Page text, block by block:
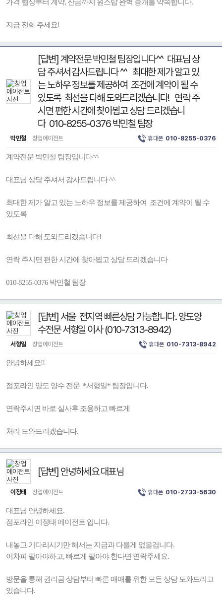
가격 협상부터 계약, 잔금까지 원스탑 완벽 중개를 약속합니다.
지금 전화 주세요!
[답변] 계약전문 박민철 팀장입니다^^ 대표님 상
담 주셔서 감사드립니다 ^^ 최대한 제가 알고 있
는 노하우 정보를 제공하여 조건에 계약이 될 수
있도록 최선을 다해 도와드리겠습니다! 연락 주
시면 편한 시간에 찾아뵙고 상담 드리겠습니
다 010-8255-0376 박민철 팀장
박민철 창업에이전트 휴대폰 010-8255-0376
계약전문 박민철 팀장입니다^^
대표님 상담 주셔서 감사드립니다 ^^
최대한 제가 알고 있는 노하우 정보를 제공하여 조건에 계약이 될 수
있도록
최선을 다해 도와드리겠습니다!
연락 주시면 편한 시간에 찾아뵙고 상담 드리겠습니다
010-8255-0376 박민철 팀장
[답변] 서울 전지역 빠른상담 가능합니다. 양도양
수전문 서형일 이사 (010-7313-8942)
서형일 창업에이전트 휴대폰 010-7313-8942
안녕하세요!!
점포라인 양도 양수 전문 *서형일* 팀장입니다.
연락주시면 바로 실사후 조용하고 빠르게
처리 도와드리겠습니다.
[답변] 안녕하세요 대표님
이정태 창업에이전트 휴대폰 010-2733-5630
대표님 안녕하세요.
점포라인 이정태 에이전트 입니다.
내놓고 기다리시기만 해서는 지금과 다를게 없을겁니다.
어차피 팔아야하고, 빠르게 팔아야 한다면 연락주세요.
방문을 통해 권리금 상담부터 빠른 매매를 위한 모든 상담 도와드리고
있습니다.